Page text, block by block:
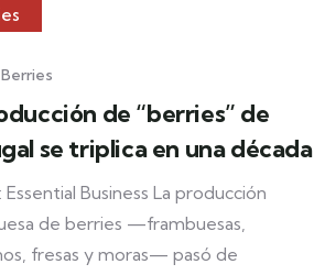
de “berries” de
se triplica en una década
Business La producción
de berries —frambuesas,
fresas y moras— pasó de